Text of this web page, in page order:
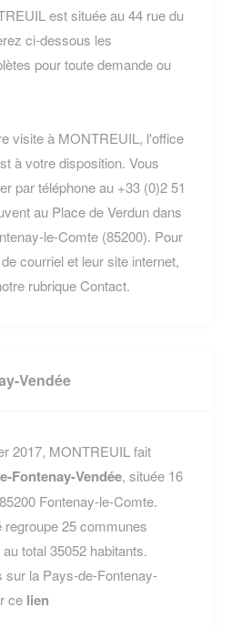
est située au 44 rue du
ci-dessous les
pour toute demande ou
visite à MONTREUIL, l'office
à votre disposition. Vous
par téléphone au +33 (0)2 51
au Place de Verdun dans
le-Comte (85200). Pour
courriel et leur site internet,
rubrique Contact.
Vendée
2017, MONTREUIL fait
Fontenay-Vendée, située 16
Fontenay-le-Comte.
25 communes
total 35052 habitants.
sur la Pays-de-Fontenay-
ce lien